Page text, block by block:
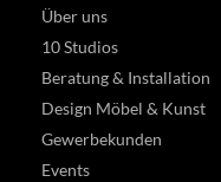
Über uns
10 Studios
Beratung & Installation
Design Möbel & Kunst
Gewerbekunden
Events